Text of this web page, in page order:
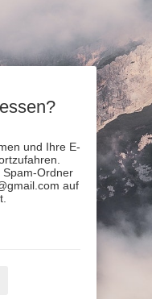
und Ihre E-
Spam-Ordner
auf